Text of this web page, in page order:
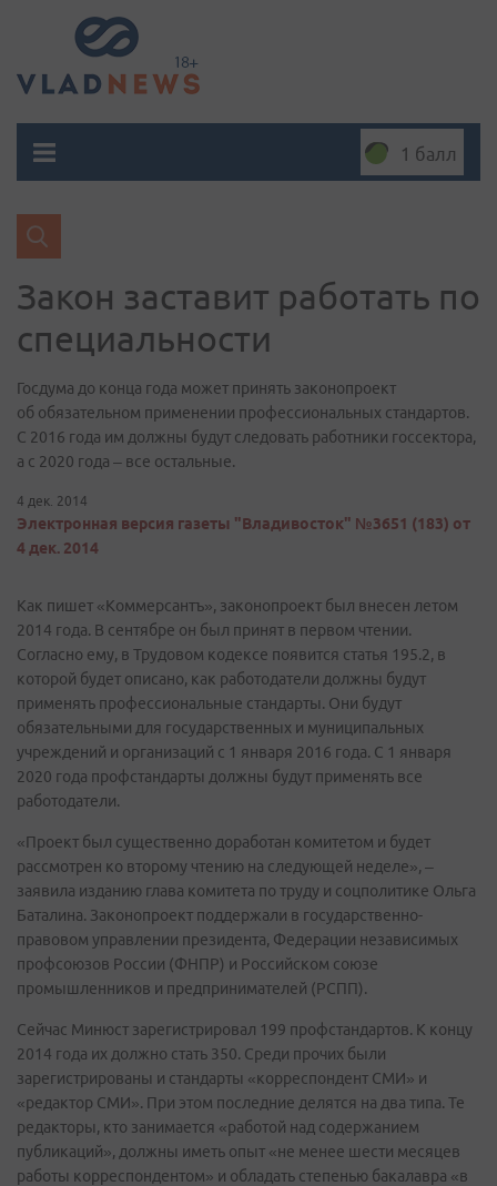
1 балл
Закон заставит работать по
специальности
Госдума до конца года может принять законопроект
об обязательном применении профессиональных стандартов.
С 2016 года им должны будут следовать работники госсектора,
а с 2020 года – все остальные.
4 дек. 2014
Электронная версия газеты "Владивосток" №3651 (183) от
4 дек. 2014
Как пишет «Коммерсантъ», законопроект был внесен летом
2014 года. В сентябре он был принят в первом чтении.
Согласно ему, в Трудовом кодексе появится статья 195.2, в
которой будет описано, как работодатели должны будут
применять профессиональные стандарты. Они будут
обязательными для государственных и муниципальных
учреждений и организаций с 1 января 2016 года. С 1 января
2020 года профстандарты должны будут применять все
работодатели.
«Проект был существенно доработан комитетом и будет
рассмотрен ко второму чтению на следующей неделе», –
заявила изданию глава комитета по труду и соцполитике Ольга
Баталина. Законопроект поддержали в государственно-
правовом управлении президента, Федерации независимых
профсоюзов России (ФНПР) и Российском союзе
промышленников и предпринимателей (РСПП).
Сейчас Минюст зарегистрировал 199 профстандартов. К концу
2014 года их должно стать 350. Среди прочих были
зарегистрированы и стандарты «корреспондент СМИ» и
«редактор СМИ». При этом последние делятся на два типа. Те
редакторы, кто занимается «работой над содержанием
публикаций», должны иметь опыт «не менее шести месяцев
работы корреспондентом» и обладать степенью бакалавра «в